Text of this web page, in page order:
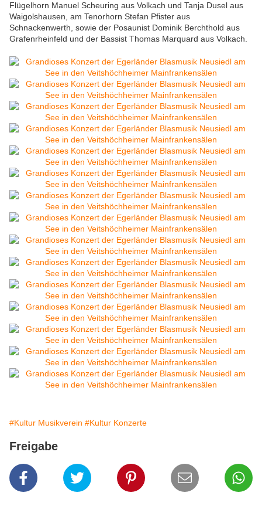
Flügelhorn Manuel Scheuring aus Volkach und Tanja Dusel aus
Waigolshausen, am Tenorhorn Stefan Pfister aus
Schnackenwerth, sowie der Posaunist Dominik Berchthold aus
Grafenrheinfeld und der Bassist Thomas Marquard aus Volkach.
#Kultur Musikverein #Kultur Konzerte
Freigabe